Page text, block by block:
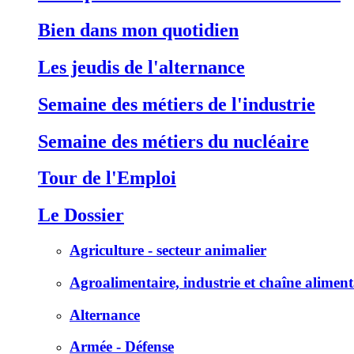
Bien dans mon quotidien
Les jeudis de l'alternance
Semaine des métiers de l'industrie
Semaine des métiers du nucléaire
Tour de l'Emploi
Le Dossier
Agriculture - secteur animalier
Agroalimentaire, industrie et chaîne
Alternance
Armée - Défense